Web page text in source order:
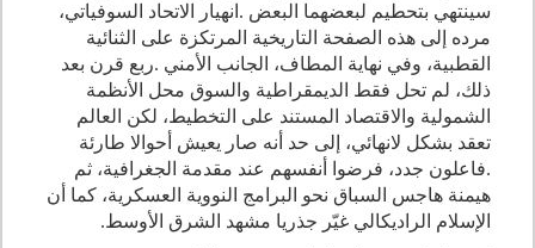
سينتهي بتحطيم لبعضهما البعض . انهيار الاتحاد السوفياتي،
مرده إلى هذه الصفحة التاريخية المرتكزة على الثنائية
القطبية، وفي نهاية المطاف، الجانب الأمني .ربع قرن بعد
ذلك، لم تحل فقط الديمقراطية والسوق محل الأنظمة
الشمولية والاقتصاد المستند على التخطيط، لكن العالم
تعقد بشكل لانهائي، إلى حد أنه صار يعيش أحوالا طارئة
.فاعلون جدد، فرضوا أنفسهم عند مقدمة الجغرافية، ثم
هيمنة هاجس السباق نحو البرامج النووية العسكرية، كما أن
الإسلام الراديكالي غيّر جذريا مشهد الشرق الأوسط.